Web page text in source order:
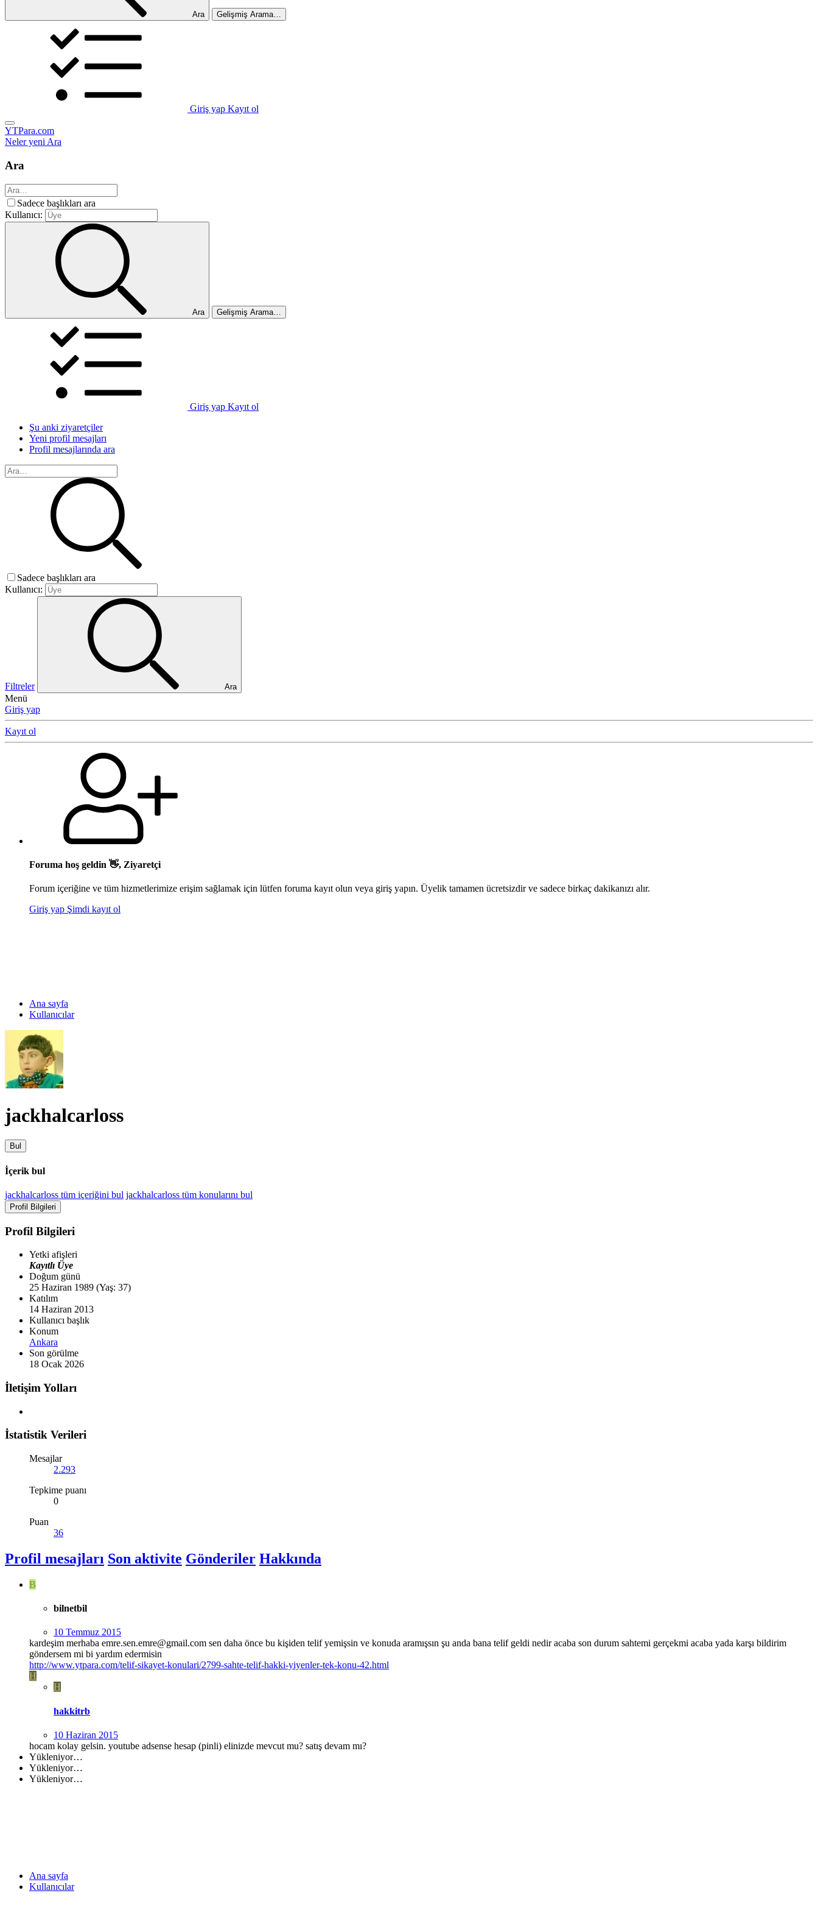
Ara Gelişmiş Arama…
Giriş yap Kayıt ol
YTPara.com
Neler yeniAra
Ara
Sadece başlıkları ara
Kullanıcı:
Ara Gelişmiş Arama…
Giriş yap Kayıt ol
Şu anki ziyaretçiler
Yeni profil mesajları
Profil mesajlarında ara
Sadece başlıkları ara
Kullanıcı:
Filtreler Ara
Menü
Giriş yap
Kayıt ol
Foruma hoş geldin 👋, Ziyaretçi
Forum içeriğine ve tüm hizmetlerimize erişim sağlamak için lütfen foruma kayıt olun veya giriş yapın. Üyelik tamamen ücretsizdir ve sadece birkaç dakikanızı alır.
Giriş yap Şimdi kayıt ol
Ana sayfa
Kullanıcılar
jackhalcarloss
Bul
İçerik bul
jackhalcarloss tüm içeriğini bul jackhalcarloss tüm konularını bul
Profil Bilgileri
Profil Bilgileri
Yetki afişleri
Kayıtlı Üye
Doğum günü
25 Haziran 1989 (Yaş: 37)
Katılım
14 Haziran 2013
Kullanıcı başlık
Konum
Ankara
Son görülme
18 Ocak 2026
İletişim Yolları
İstatistik Verileri
Mesajlar
2.293
Tepkime puanı
0
Puan
36
Profil mesajları Son aktivite Gönderiler Hakkında
B
bilnetbil
10 Temmuz 2015
kardeşim merhaba emre.sen.emre@gmail.com sen daha önce bu kişiden telif yemişsin ve konuda aramışsın şu anda bana telif geldi nedir acaba son durum sahtemi gerçekmi acaba yada karşı bildirim
göndersem mi bi yardım edermisin
http://www.ytpara.com/telif-sikayet-konulari/2799-sahte-telif-hakki-yiyenler-tek-konu-42.html
H
H
hakkitrb
10 Haziran 2015
hocam kolay gelsin. youtube adsense hesap (pinli) elinizde mevcut mu? satış devam mı?
Yükleniyor…
Yükleniyor…
Yükleniyor…
Ana sayfa
Kullanıcılar